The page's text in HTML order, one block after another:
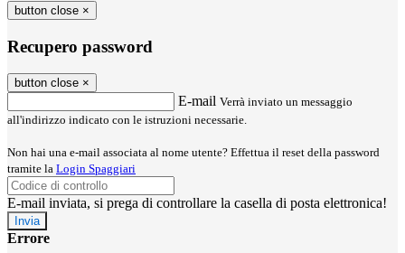
button close ×
Recupero password
button close ×
E-mail Verrà inviato un messaggio
all'indirizzo indicato con le istruzioni necessarie.
Non hai una e-mail associata al nome utente? Effettua il reset della password
tramite la Login Spaggiari
E-mail inviata, si prega di controllare la casella di posta elettronica!
Errore